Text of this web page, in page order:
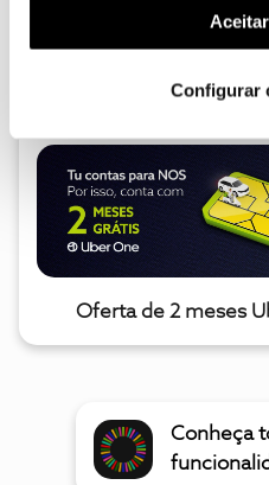
(cookies de publicidade
utilização dos cookies
Configurar
A poupança que
Oferta de 2 meses
Conheça